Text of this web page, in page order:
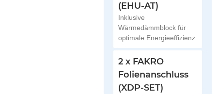
(EHU-AT)
Inklusive
Wärmedämmblock für
optimale Energieeffizienz
2 x FAKRO
Folienanschluss
(XDP-SET)